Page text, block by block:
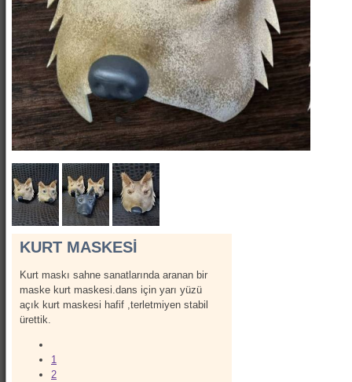
Show Kostümleri
Canlı Heykel Kostümleri
Kanatlar
Hizmetlerimiz
İletişim
Hakkımızda
KURT MASKESİ
Kurt maskı sahne sanatlarında aranan bir
maske kurt maskesi.dans için yarı yüzü
açık kurt maskesi hafif ,terletmiyen stabil
ürettik.
1
2